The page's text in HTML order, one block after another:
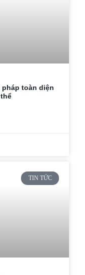
toàn diện
TIN TỨC